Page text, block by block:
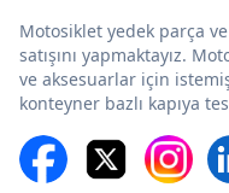
Motosiklet yedek parça
satışını yapmaktayız.
ve aksesuarlar için
konteyner bazlı kapıya